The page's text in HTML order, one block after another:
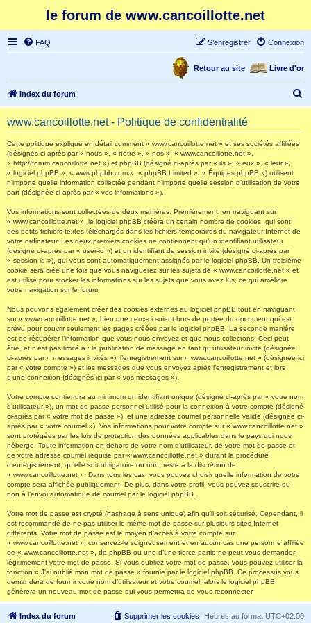
le forum de www.cancoillotte.net
FAQ Connexion
S’enregistrer
Livre d'or
Retour au site
Index du forum
e
www.cancoillotte.net - Politique de confidentialité
Cette politique explique en détail comment « www.cancoillotte.net » et ses sociétés affiliées
(désignés ci-après par « nous », « notre », « nos », « www.cancoillotte.net »,
« http://forum.cancoillotte.net ») et phpBB (désigné ci-après par « ils », « eux », « leur »,
« logiciel phpBB », « www.phpbb.com », « phpBB Limited », « Équipes phpBB ») utilisent
n’importe quelle information collectée pendant n’importe quelle session d’utilisation de votre
part (désignée ci-après par « vos informations »).
Vos informations sont collectées de deux manières. Premièrement, en naviguant sur
« www.cancoillotte.net », le logiciel phpBB créera un certain nombre de cookies, qui sont
des petits fichiers textes téléchargés dans les fichiers temporaires du navigateur Internet de
votre ordinateur. Les deux premiers cookies ne contiennent qu’un identifiant utilisateur
(désigné ci-après par « user-id ») et un identifiant de session invité (désigné ci-après par
« session-id »), qui vous sont automatiquement assignés par le logiciel phpBB. Un troisième
cookie sera créé une fois que vous naviguerez sur les sujets de « www.cancoillotte.net » et
est utilisé pour stocker les informations sur les sujets que vous avez lus, ce qui améliore
votre navigation sur le forum.
Nous pouvons également créer des cookies externes au logiciel phpBB tout en naviguant
sur « www.cancoillotte.net », bien que ceux-ci soient hors de portée du document qui est
prévu pour couvrir seulement les pages créées par le logiciel phpBB. La seconde manière
est de récupérer l’information que vous nous envoyez et que nous collectons. Ceci peut
être, et n’est pas limité à : la publication de message en tant qu’utilisateur invité (désignée
ci-après par « messages invités »), l’enregistrement sur « www.cancoillotte.net » (désignée ici
par « votre compte ») et les messages que vous envoyez après l’enregistrement et lors
d’une connexion (désignés ici par « vos messages »).
Votre compte contiendra au minimum un identifiant unique (désigné ci-après par « votre nom
d’utilisateur »), un mot de passe personnel utilisé pour la connexion à votre compte (désigné
ci-après par « votre mot de passe »), et une adresse courriel personnelle valide (désignée ci-
après par « votre courriel »). Vos informations pour votre compte sur « www.cancoillotte.net »
sont protégées par les lois de protection des données applicables dans le pays qui nous
héberge. Toute information en-dehors de votre nom d’utilisateur, de votre mot de passe et
de votre adresse courriel requise par « www.cancoillotte.net » durant la procédure
d’enregistrement, qu’elle soit obligatoire ou non, reste à la discrétion de
« www.cancoillotte.net ». Dans tous les cas, vous pouvez choisir quelle information de votre
compte sera affichée publiquement. De plus, dans votre profil, vous pouvez souscrire ou
non à l’envoi automatique de courriel par le logiciel phpBB.
Votre mot de passe est crypté (hashage à sens unique) afin qu’il soit sécurisé. Cependant, il
est recommandé de ne pas utiliser le même mot de passe sur plusieurs sites Internet
différents. Votre mot de passe est le moyen d’accès à votre compte sur
« www.cancoillotte.net », conservez-le soigneusement et en aucun cas une personne affiliée
de « www.cancoillotte.net », de phpBB ou une d’une tierce partie ne peut vous demander
légitimement votre mot de passe. Si vous oubliez votre mot de passe, vous pouvez utiliser la
fonction « J’ai oublié mon mot de passe » fournie par le logiciel phpBB. Ce processus vous
demandera de fournir votre nom d’utilisateur et votre courriel, alors le logiciel phpBB
générera un nouveau mot de passe qui vous permettra de vous reconnecter.
Index du forum Heures au format UTC+02:00
Supprimer les cookies